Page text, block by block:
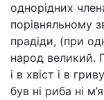
однорідних
порівняльному
прадіди, (при
народ великий.
і в хвіст і в
був ні риба ні